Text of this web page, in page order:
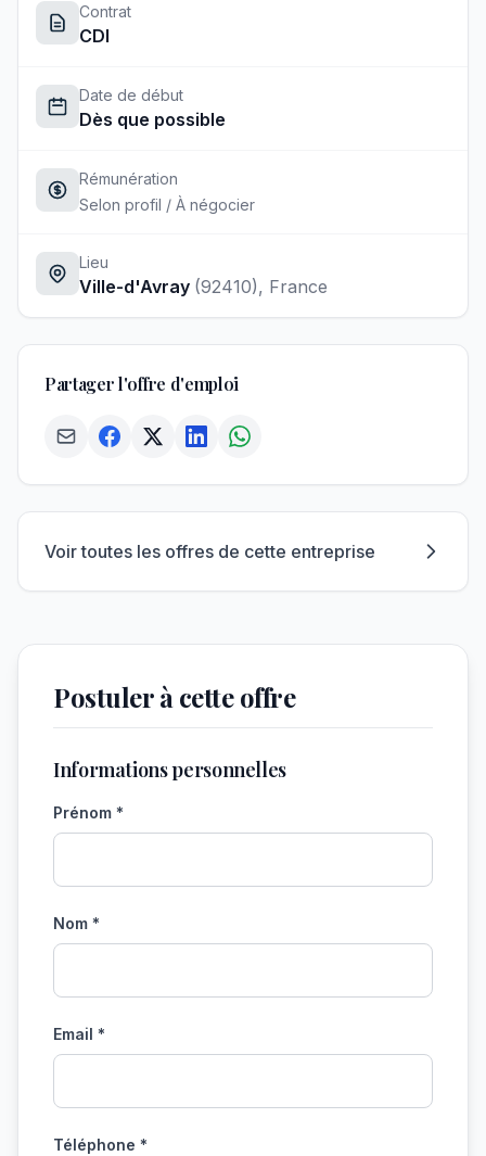
Contrat
CDI
Date de début
Dès que possible
Rémunération
Selon profil / À négocier
Lieu
Ville-d'Avray (92410), France
Partager l'offre d'emploi
Voir toutes les offres de cette entreprise
Postuler à cette offre
Informations personnelles
Prénom *
Nom *
Email *
Téléphone *